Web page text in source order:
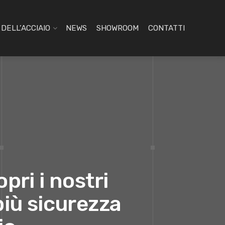
NEWS SHOWROOM CONTATTI
i nostri
sicurezza